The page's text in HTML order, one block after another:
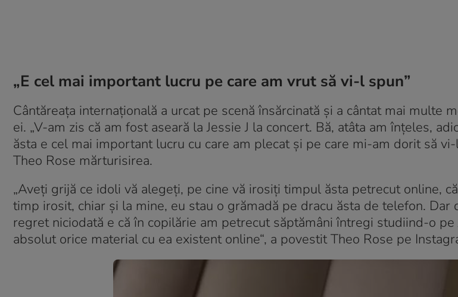
„E cel mai important lucru pe care am vrut să vi-l spun”
Cântăreața internațională a urcat pe scenă însărcinată și a cântat mai multe
ei. „V-am zis că am fost aseară la Jessie J la concert. Bă, atâta am înțeles,
ăsta e cel mai important lucru cu care am plecat și pe care mi-am dorit să
Theo Rose mărturisirea.
„Aveți grijă ce idoli vă alegeți, pe cine vă irosiți timpul ăsta petrecut online,
timp irosit, chiar și la mine, eu stau o grămadă pe dracu ăsta de telefon. Dar
regret niciodată e că în copilărie am petrecut săptămâni întregi studiind-o pe
absolut orice material cu ea existent online“, a povestit Theo Rose pe